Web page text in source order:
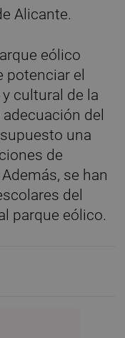
Alicante.
eólico
potenciar el
cultural de la
del
una
de
se han
del
parque eólico.